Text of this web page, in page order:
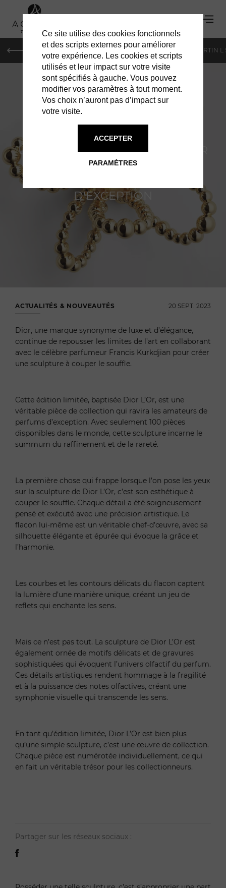
MONACO GENÈVE ST-MARTIN
DIOR
UNE SCULPTURE DE LUXE POUR
D'EXCEPTION
ACTUALITÉS & NOUVEAUTÉS 20 SEPT. 2023
Dior, une marque synonyme de luxe et d’élégance,
continue de repousser les limites de l’art en collaborant
avec le célèbre parfumeur Francis Kurkdjian pour créer
une sculpture à couper le souffle.
Cette édition limitée, baptisée Dior L’Or, est une
véritable pièce de collection qui ravira les amateurs de
parfums d’exception. Avec seulement 100 pièces
disponibles dans le monde, cette sculpture incarne le
summum du raffinement et de la rareté.
La première chose qui frappe lorsque l’on pose les yeux
sur la sculpture de Dior L’Or, c’est son esthétique à
couper le souffle. Chaque détail a été soigneusement
pensé et exécuté avec une précision artistique. Le
flacon lui-même est un véritable chef-d’œuvre, avec sa
silhouette élégante et épurée qui évoque la grâce et
l’harmonie.
Les courbes et les contours délicats du flacon captent
la lumière d’une manière unique, créant un jeu de
reflets qui enchante les sens.
Mais ce n’est pas tout. La sculpture de Dior L’Or est
également ornée de motifs délicats et de gravures
sophistiquées qui évoquent l’univers olfactif du parfum.
Ces détails artistiques rendent hommage à la fragilité
et à la puissance des notes olfactives, créant une
symphonie visuelle qui transcende les sens.
En tant qu’édition limitée, Dior L’Or est bien plus
qu’une simple sculpture, c’est une œuvre de collection.
Chaque pièce est numérotée individuellement, ce qui
en fait un véritable trésor pour les collectionneurs.
Partager sur les réseaux sociaux :
Ce site utilise des cookies fonctionnels
et des scripts externes pour améliorer
votre expérience. Les cookies et scripts
utilisés et leur impact sur votre visite
sont spécifiés à gauche. Vous pouvez
modifier vos paramètres à tout moment.
Vos choix n’auront pas d’impact sur
votre visite.
PARAMÈTRES
ACCEPTER